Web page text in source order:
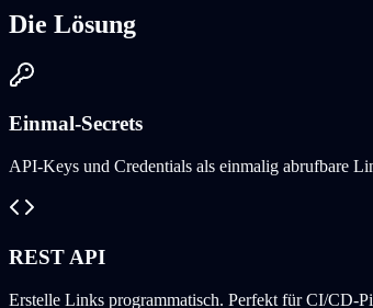
Die Lösung
Einmal-Secrets
API-Keys und Credentials als einmalig abrufbare
REST API
Erstelle Links programmatisch. Perfekt für CI/CD-